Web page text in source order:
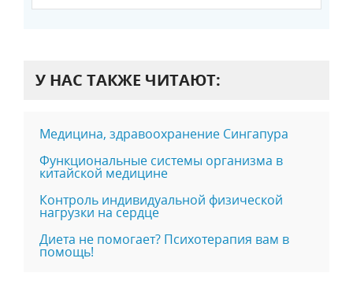
У НАС ТАКЖЕ ЧИТАЮТ:
Медицина, здравоохранение Сингапура
Функциональные системы организма в
китайской медицине
Контроль индивидуальной физической
нагрузки на сердце
Диета не помогает? Психотерапия вам в
помощь!